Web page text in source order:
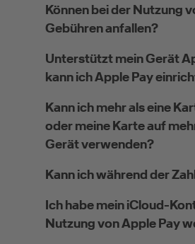
Können bei der Nutzung
Gebühren anfallen?
Unterstützt mein Gerät
kann ich Apple Pay
Kann ich mehr als eine
oder meine Karte auf
Gerät verwenden?
Kann ich während der
Ich habe mein iCloud-
Nutzung von Apple Pay